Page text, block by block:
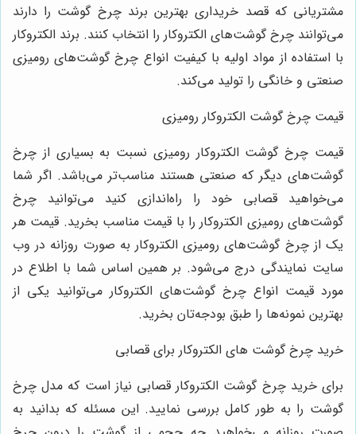
که قصد خریداری بهترین برند چرخ گوشت را دارند
چرخ گوشت‌های الکتروکار را انتخاب کنند. برند الکتروکار
استفاده از مواد اولیه با کیفیت انواع چرخ گوشت‌های رومیزی
و خانگی را تولید می‌کند.
چرخ گوشت الکتروکار رومیزی
چرخ گوشت الکتروکار رومیزی نسبت به بسیاری از چرخ
دیگر که صنعتی هستند مناسب‌تر می‌باشد. اگر شما
قصابی خود را راه‌اندازی کنید می‌توانید چرخ
رومیزی الکتروکار را با قیمت مناسب بخرید. قیمت هر
از چرخ گوشت‌های رومیزی الکتروکار به صورت روزانه در وب
نمایندگی درج می‌شود. بر همین اساس شما با اطلاع در
قیمت انواع چرخ گوشت‌های الکتروکار می‌توانید یکی از
نمونه‌ها را طبق بودجه‌تان بخرید.
چرخ گوشت های الکتروکار برای قصابی
خرید چرخ گوشت الکتروکار قصابی نیاز است که مدل چرخ
را به طور کامل بررسی نمایید. این مسئله که بدانید به